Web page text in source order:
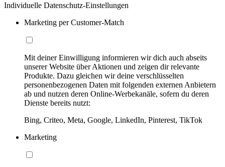
Individuelle Datenschutz-Einstellungen
Marketing per Customer-Match
Mit deiner Einwilligung informieren wir dich auch abseits
unserer Website über Aktionen und zeigen dir relevante
Produkte. Dazu gleichen wir deine verschlüsselten
personenbezogenen Daten mit folgenden externen Anbietern
ab und nutzen deren Online-Werbekanäle, sofern du deren
Dienste bereits nutzt:
Bing, Criteo, Meta, Google, LinkedIn, Pinterest, TikTok
Marketing